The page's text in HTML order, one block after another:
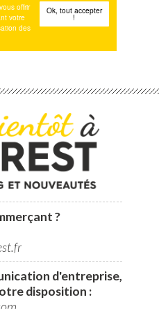
?
d'entreprise,
disposition :